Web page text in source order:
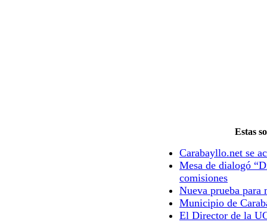
Estas
Carabayllo.net se
Mesa de dialogó
comisiones
Nueva prueba para
Municipio de
El Director de la